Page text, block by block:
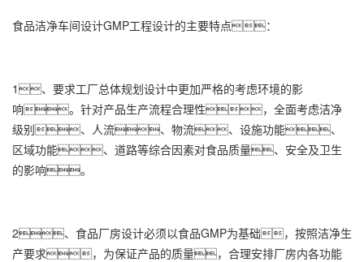
食品洁净车间设计GMP工程设计的主要特点：
1、要求工厂总体规划设计中更加严格的考虑环境的影
响。针对产品生产流程合理性，全面考虑洁净
级别、人流、物流、设施功能、
区域功能、道路等综合因素对食品质量、安全及卫生
的影响。
2、食品厂房设计必须以食品GMP为基础，按照洁净生
产要求，为保证产品的质量，合理安排厂房内各功能